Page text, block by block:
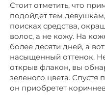
Стоит отметить, что
подойдет тем
поисках средства,
волос, а не кожу. На
более десяти дней, а
насыщенный оттенок. Не
открыв флакон, вы
зеленого цвета.
он приобретет